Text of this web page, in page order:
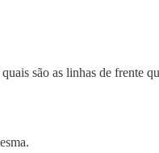
são as linhas de frente